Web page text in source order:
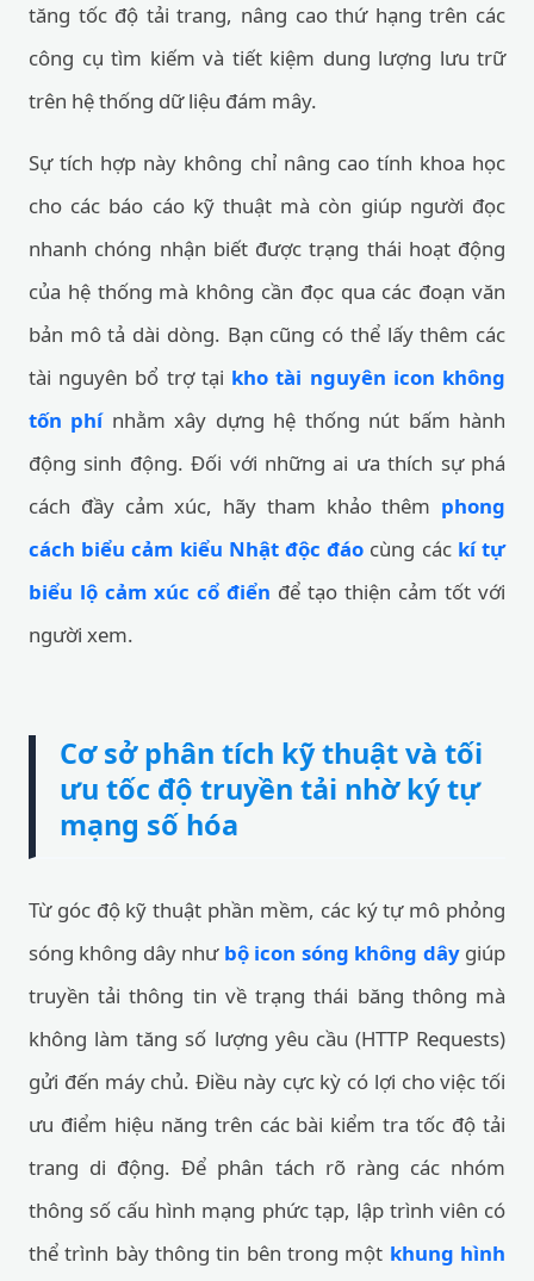
tăng tốc độ tải trang, nâng cao thứ hạng trên các
công cụ tìm kiếm và tiết kiệm dung lượng lưu trữ
trên hệ thống dữ liệu đám mây.
Sự tích hợp này không chỉ nâng cao tính khoa học
cho các báo cáo kỹ thuật mà còn giúp người đọc
nhanh chóng nhận biết được trạng thái hoạt động
của hệ thống mà không cần đọc qua các đoạn văn
bản mô tả dài dòng. Bạn cũng có thể lấy thêm các
tài nguyên bổ trợ tại kho tài nguyên icon không
tốn phínhằm xây dựng hệ thống nút bấm hành
động sinh động. Đối với những ai ưa thích sự phá
cách đầy cảm xúc, hãy tham khảo thêm phong
cách biểu cảm kiểu Nhật độc đáo cùng các kí tự
biểu lộ cảm xúc cổ điển để tạo thiện cảm tốt với
người xem.
Cơ sở phân tích kỹ thuật và tối
ưu tốc độ truyền tải nhờ ký tự
mạng số hóa
Từ góc độ kỹ thuật phần mềm, các ký tự mô phỏng
sóng không dây như bộ icon sóng không dâygiúp
truyền tải thông tin về trạng thái băng thông mà
không làm tăng số lượng yêu cầu (HTTP Requests)
gửi đến máy chủ. Điều này cực kỳ có lợi cho việc tối
ưu điểm hiệu năng trên các bài kiểm tra tốc độ tải
trang di động. Để phân tách rõ ràng các nhóm
thông số cấu hình mạng phức tạp, lập trình viên có
thể trình bày thông tin bên trong một khung hình